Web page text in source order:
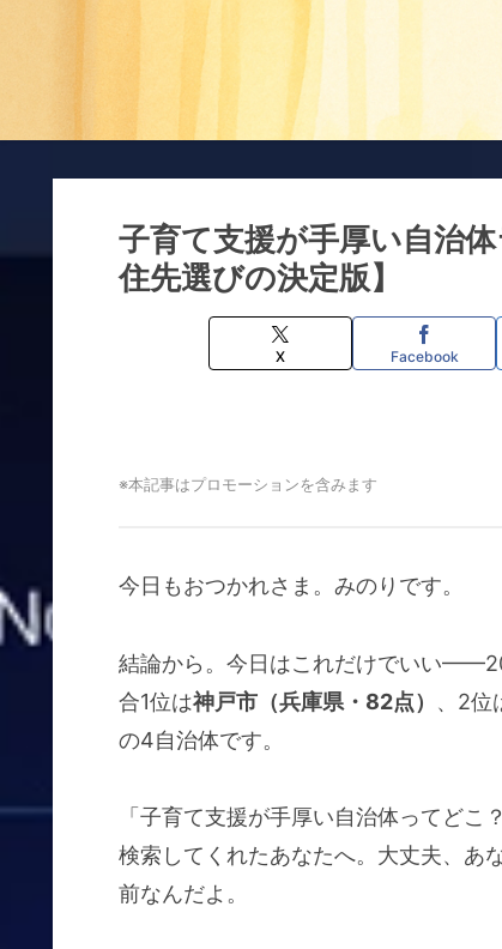
子育て支援が手厚い自治
住先選びの決定版】
X Facebook
※本記事はプロモーションを含みます
今日もおつかれさま。みのりです。
結論から。今日はこれだけでいい
合1位は神戸市（兵庫県・82点） 、2位
の4自治体です。
「子育て支援が手厚い自治体ってど
検索してくれたあなたへ。大丈夫、あ
前なんだよ。